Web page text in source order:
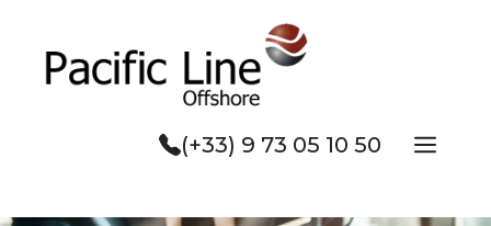
contenu
(+33) 9 73 05 10 50